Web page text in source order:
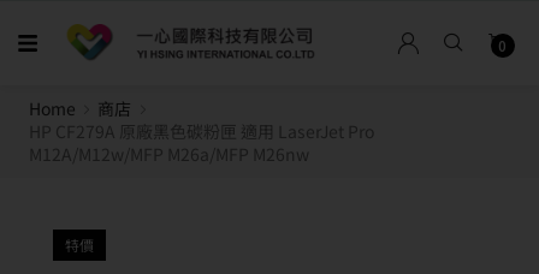
0
Home
商店
HP CF279A 原廠黑色碳粉匣 適用 LaserJet Pro
M12A/M12w/MFP M26a/MFP M26nw
特價